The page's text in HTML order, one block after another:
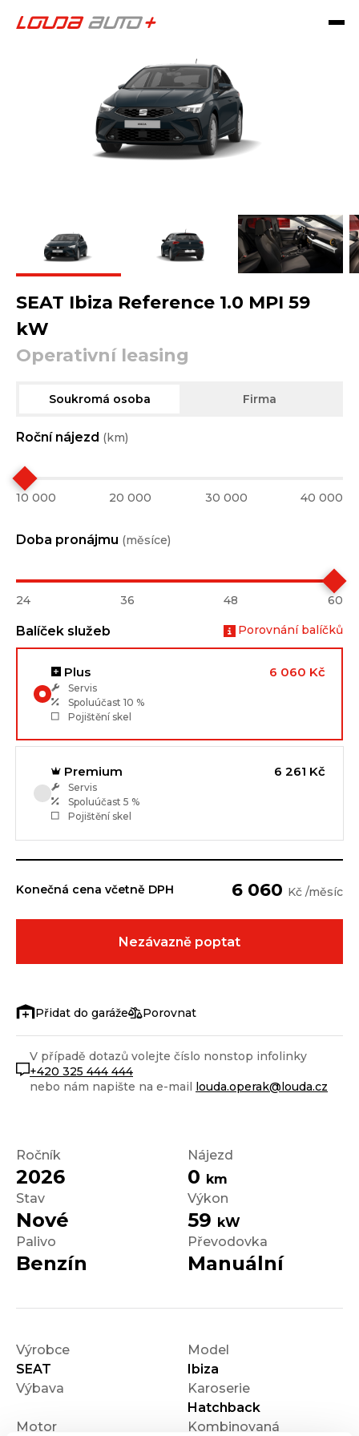
Ročník
2026
Nájezd
0 km
Stav
Nové
Výkon
59 kW
Palivo
Benzín
Převodovka
Manuální
Výrobce
SEAT
Model
Ibiza
Výbava
Karoserie
Hatchback
Motor
Kombinovaná
SEAT Ibiza Reference 1.0 MPI 59
kW
Operativní leasing
Soukromá osoba Firma
Roční nájezd (km)
10 000 20 000 30 000 40 000
Doba pronájmu (měsíce)
24 36 48 60
Balíček služeb Porovnání balíčků
Plus 6 060 Kč
Servis
Spoluúčast 10 %
Pojištění skel
Premium 6 261 Kč
Servis
Spoluúčast 5 %
Pojištění skel
Konečná cena včetně DPH 6 060 Kč /měsíc
Nezávazně poptat
Porovnat
V případě dotazů volejte číslo nonstop infolinky
+420 325 444 444
nebo nám napište na e-mail
louda.operak@louda.cz